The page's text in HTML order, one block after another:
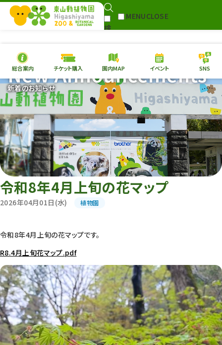
検
MENUCLOSE
本日の開園情報 チケ
園内MAP イベント
総合案内
動物園 植物園
再生プラン
東山動植物園
への支援
環境教育
総合案内 チケット購入 園内MAP イベント SNS
新着のお知らせ
New Announcements
令和8年4月上旬の花マップ
2026年04月01日(水) 植物園
令和8年4月上旬の花マップです。
R8.4月上旬花マップ.pdf